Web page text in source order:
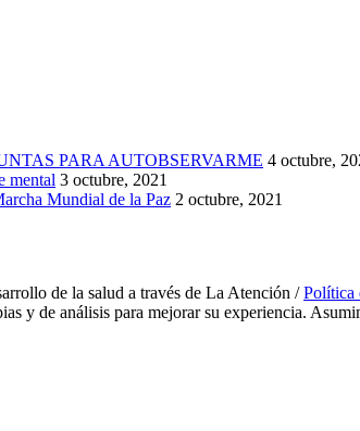
PARA AUTOBSERVARME 4 octubre,
mental 3 octubre, 2021
Mundial de la Paz 2 octubre, 2021
de la salud a través de La Atención /Política
y de análisis para mejorar su experiencia.